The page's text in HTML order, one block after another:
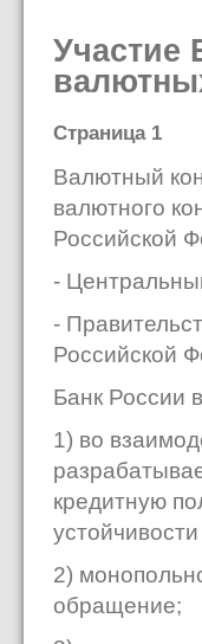
Участие
Страница 1
Валютный
валютного
Российской
-
-
Российской
Банк России
1) во
кредитную
2)
обращение;